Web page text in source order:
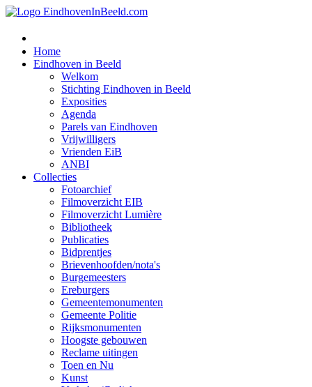
Home
Eindhoven in Beeld
Welkom
Stichting Eindhoven in Beeld
Exposities
Agenda
Parels van Eindhoven
Vrijwilligers
Vrienden EiB
ANBI
Collecties
Fotoarchief
Filmoverzicht EIB
Filmoverzicht Lumière
Bibliotheek
Publicaties
Bidprentjes
Brievenhoofden/nota's
Burgemeesters
Ereburgers
Gemeentemonumenten
Gemeente Politie
Rijksmonumenten
Hoogste gebouwen
Reclame uitingen
Toen en Nu
Kunst